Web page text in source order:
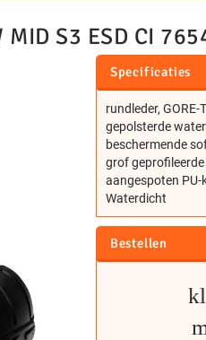
MID S3 ESD CI
Specificaties
rundleder,
gepolsterde
beschermende
grof geprofileerde
aangespoten PU-
Waterdicht
Bestellen